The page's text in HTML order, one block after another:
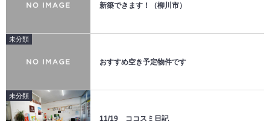
新築できます！（柳川市）
未分類
おすすめ空き予定物件です
未分類
11/19 ココスミ日記